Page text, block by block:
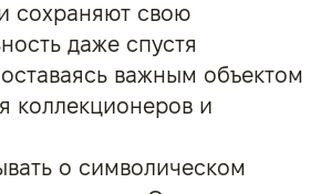
сохраняют свою
даже спустя
важным объектом
коллекционеров и
о символическом